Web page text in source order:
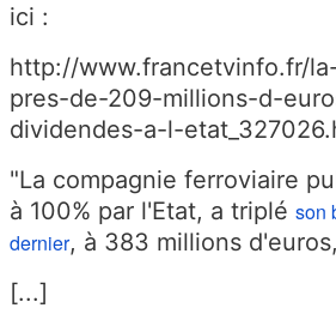
ici :
http://www.francetvinfo.fr/
pres-de-209-millions-d-
dividendes-a-l-
"La compagnie ferroviaire
à 100% par l'Etat, a triplé son
dernier, à 383 millions
[...]